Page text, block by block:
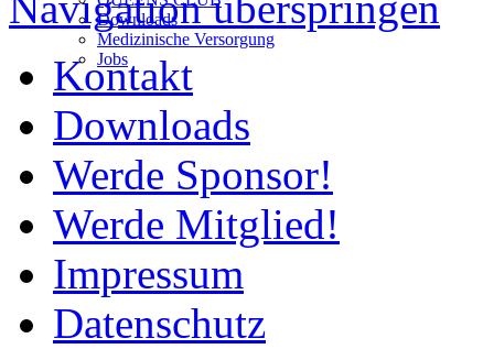
Downloads
Medizinische Versorgung
Jobs
Kontakt
Downloads
Werde Sponsor!
Werde Mitglied!
Impressum
Datenschutz